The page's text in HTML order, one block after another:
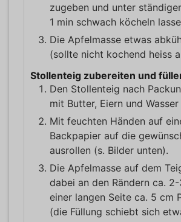
zugeben und unter
1 min schwach köcheln
Die Apfelmasse etwas
(sollte nicht kochend heiss
Stollenteig zubereiten und
Den Stollenteig nach
mit Butter, Eiern und
Mit feuchten Händen auf
Backpapier auf die
ausrollen (s. Bilder unten).
Die Apfelmasse auf dem
dabei an den Rändern ca.
einer langen Seite ca. 5 cm
(die Füllung schiebt sich